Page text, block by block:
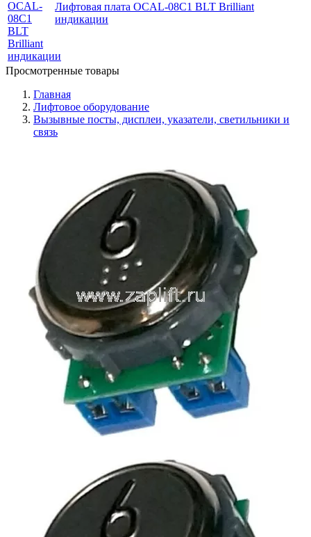
Лифтовая плата OCAL-08C1 BLT Brilliant
индикации
Просмотренные товары
Главная
Лифтовое оборудование
Вызывные посты, дисплеи, указатели, светильники и
связь